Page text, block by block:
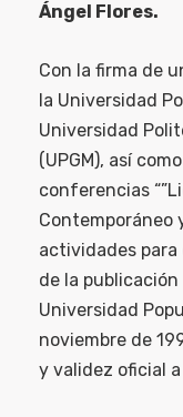
Ángel Flores.
Con la firma de
la Universidad
Universidad
(UPGM), así
conferencias
Contemporáneo
actividades para
de la
Universidad
noviembre de
y validez oficial